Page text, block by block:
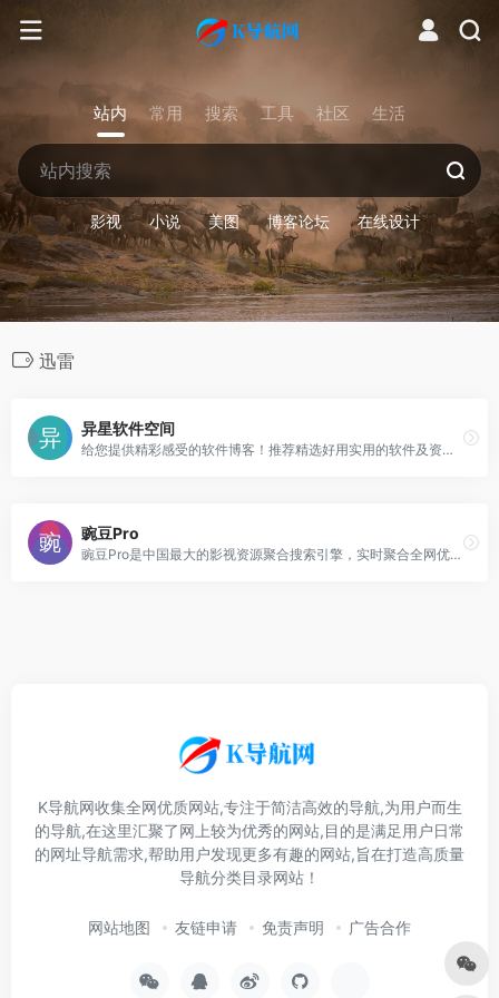
站内 常用 搜索 工具 社区 生活
影视 小说 美图 博客论坛 在线设计
迅雷
异星软件空间
给您提供精彩感受的软件博客！推荐精选好用实用的软件及资源，且有详细的图文评测介绍。大量绿色、好用软件及资源下载。
豌豆Pro
豌豆Pro是中国最大的影视资源聚合搜索引擎，实时聚合全网优质影视资源，同时支持在线、下载和字幕。电影、电视剧、动漫、综艺、记录片应有尽有。
K导航网收集全网优质网站,专注于简洁高效的导航,为用户而生
的导航,在这里汇聚了网上较为优秀的网站,目的是满足用户日常
的网址导航需求,帮助用户发现更多有趣的网站,旨在打造高质量
导航分类目录网站！
网站地图 友链申请 免责声明 广告合作